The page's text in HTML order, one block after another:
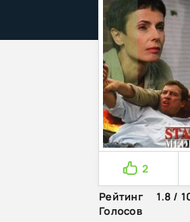
2
Рейтинг
1.8 /
Голосов